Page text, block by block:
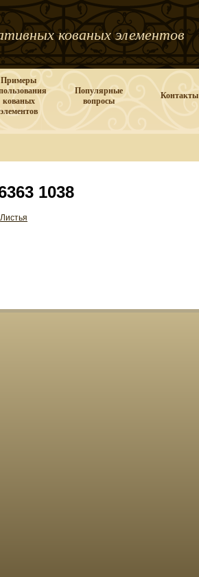
кованых элементов
Примеры
кованых
элементов
Популярные
вопросы
Контакты
1038
Листья